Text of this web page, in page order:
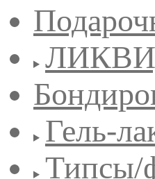
Гель-
Типсы/